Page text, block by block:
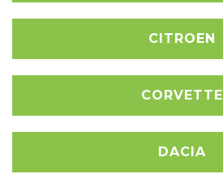
CITROEN
CORVETTE
DACIA